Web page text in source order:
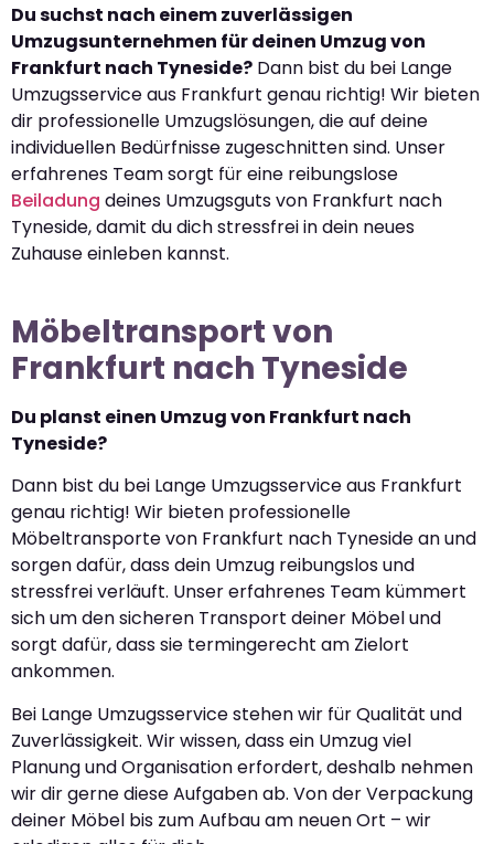
Du suchst nach einem zuverlässigen
Umzugsunternehmen für deinen Umzug von
Frankfurt nach Tyneside? Dann bist du bei Lange
Umzugsservice aus Frankfurt genau richtig! Wir bieten
dir professionelle Umzugslösungen, die auf deine
individuellen Bedürfnisse zugeschnitten sind. Unser
erfahrenes Team sorgt für eine reibungslose
Beiladung deines Umzugsguts von Frankfurt nach
Tyneside, damit du dich stressfrei in dein neues
Zuhause einleben kannst.
Möbeltransport von
Frankfurt nach Tyneside
Du planst einen Umzug von Frankfurt nach
Tyneside?
Dann bist du bei Lange Umzugsservice aus Frankfurt
genau richtig! Wir bieten professionelle
Möbeltransporte von Frankfurt nach Tyneside an und
sorgen dafür, dass dein Umzug reibungslos und
stressfrei verläuft. Unser erfahrenes Team kümmert
sich um den sicheren Transport deiner Möbel und
sorgt dafür, dass sie termingerecht am Zielort
ankommen.
Bei Lange Umzugsservice stehen wir für Qualität und
Zuverlässigkeit. Wir wissen, dass ein Umzug viel
Planung und Organisation erfordert, deshalb nehmen
wir dir gerne diese Aufgaben ab. Von der Verpackung
deiner Möbel bis zum Aufbau am neuen Ort – wir